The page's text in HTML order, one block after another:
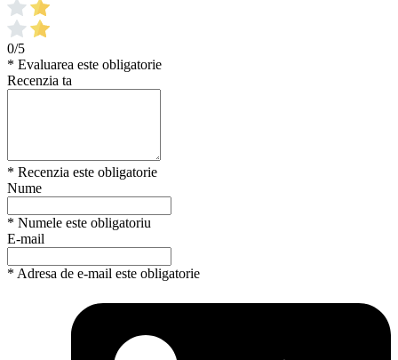
0/5
* Evaluarea este obligatorie
Recenzia ta
* Recenzia este obligatorie
Nume
* Numele este obligatoriu
E-mail
* Adresa de e-mail este obligatorie